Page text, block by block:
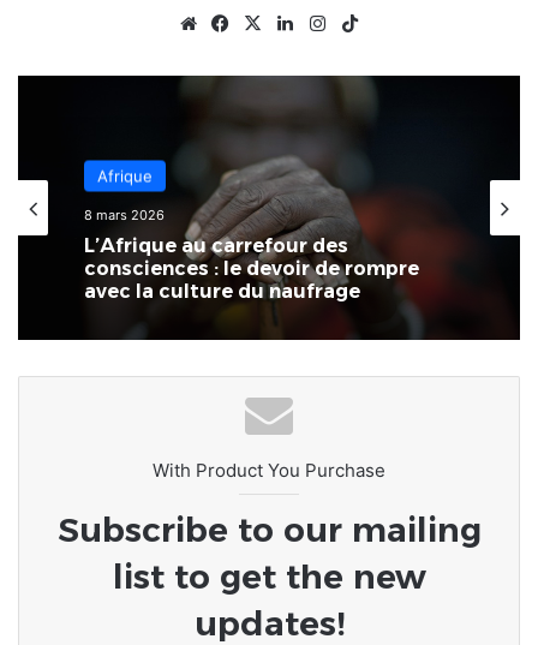
WebsiteFacebook
X LinkedinInstagram
Économie
Au Togo, il existe un écart
significatif entre les performances
économiques reconnues et la réalité
quotidienne des foyers
With Product You Purchase
Subscribe to our mailing
list to get the new
updates!